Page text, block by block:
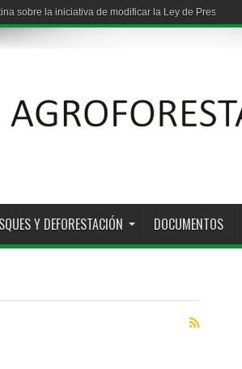
sobre la iniciativa de modificar la Ley de
Y DEFORESTACIÓN DOCUMENTOS